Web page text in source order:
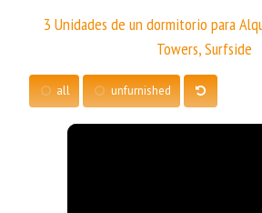
3 Unidades de un dormitorio para
Towers, Surfside
all unfurnished